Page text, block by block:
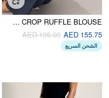
COTTON-BLEND TEXTURED ROUND NECKLINE CROP RUFFLE BLOUSE
AED 155.75
AED 195.00
الشحن السريع